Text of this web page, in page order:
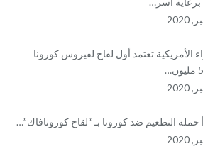
الأمريكية تعتمد أول لقاح لفيروس كورونا
حملة التطعيم ضد كورونا بـ “لقاح كورونافاك”…